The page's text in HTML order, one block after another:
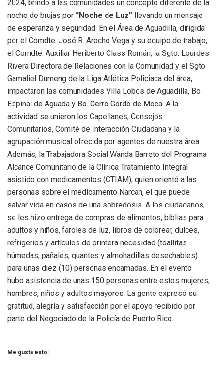
2024, brindó a las comunidades un concepto diferente de la
noche de brujas por “Noche de Luz” llevando un mensaje
de esperanza y seguridad. En el Área de Aguadilla, dirigida
por el Comdte. José R. Arocho Vega y su equipo de trabajo,
el Comdte. Auxiliar Heriberto Class Román, la Sgto. Lourdes
Rivera Directora de Relaciones con la Comunidad y el Sgto.
Gamaliel Dumeng de la Liga Atlética Policiaca del área,
impactaron las comunidades Villa Lobos de Aguadilla, Bo.
Espinal de Aguada y Bo. Cerro Gordo de Moca. A la
actividad se unieron los Capellanes, Consejos
Comunitarios, Comité de Interacción Ciudadana y la
agrupación musical ofrecida por agentes de nuestra área.
Además, la Trabajadora Social Wanda Barreto del Programa
Alcance Comunitario de la Clínica Tratamiento Integral
asistido con medicamentos (CTIAM), quien orientó a las
personas sobre el medicamento Narcan, el que puede
salvar vida en casos de una sobredosis. A los ciudadanos,
se les hizo entrega de compras de alimentos, biblias para
adultos y niños, faroles de luz, libros de colorear, dulces,
refrigerios y artículos de primera necesidad (toallitas
húmedas, pañales, guantes y almohadillas desechables)
para unas diez (10) personas encamadas. En el evento
hubo asistencia de unas 150 personas entre estos mujeres,
hombres, niños y adultos mayores. La gente expresó su
gratitud, alegría y satisfacción por el apoyo recibido por
parte del Negociado de la Policía de Puerto Rico.
Me gusta esto: